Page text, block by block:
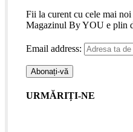
Fii la curent cu cele mai
Magazinul By YOU e plin
Email address:
URMĂRIȚI-NE